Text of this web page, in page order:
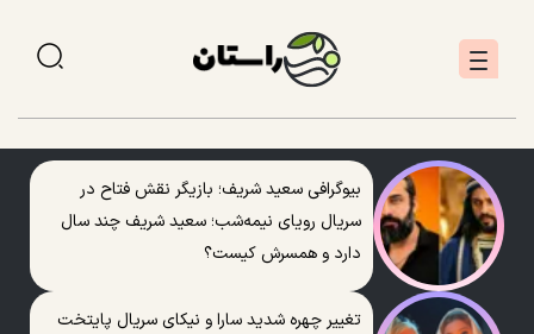
بیوگرافی سعید شریف؛ بازیگر نقش فتاح در
سریال رویای نیمه‌شب؛ سعید شریف چند سال
دارد و همسرش کیست؟
تغییر چهره شدید سارا و نیکای سریال پایتخت